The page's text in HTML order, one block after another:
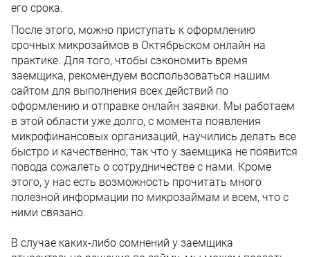
его срока.
После этого, можно приступать к оформлению
срочных микрозаймов в Октябрьском онлайн на
практике. Для того, чтобы сэкономить время
заемщика, рекомендуем воспользоваться нашим
сайтом для выполнения всех действий по
оформлению и отправке онлайн заявки. Мы работаем
в этой области уже долго, с момента появления
микрофинансовых организаций, научились делать все
быстро и качественно, так что у заемщика не появится
повода сожалеть о сотрудничестве с нами. Кроме
этого, у нас есть возможность прочитать много
полезной информации по микрозаймам и всем, что с
ними связано.
В случае каких-либо сомнений у заемщика